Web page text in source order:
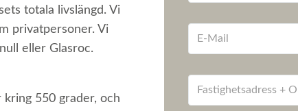
totala livslängd. Vi
privatpersoner. Vi
eller Glasroc.
550 grader, och